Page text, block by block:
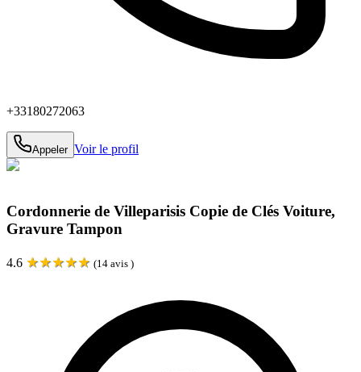
+33180272063
Appeler Voir le profil
Cordonnerie de Villeparisis Copie de Clés Voiture,
Gravure Tampon
4.6 ★★★★★ (14 avis )